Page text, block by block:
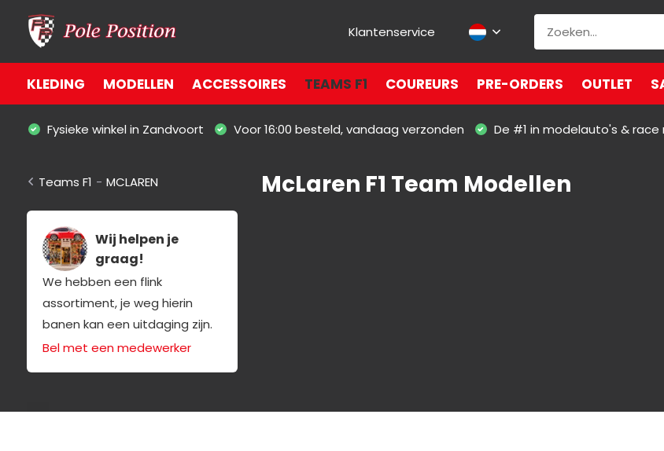
Klantenservice
KLEDING MODELLEN ACCESSOIRES TEAMS F1 COUREURS PRE-ORDERS OUTLET
Fysieke winkel in Zandvoort Voor 16:00 besteld, vandaag verzonden De #1 in modelauto's & race
Teams F1 - MCLAREN
Wij helpen je
graag!
We hebben een flink
assortiment, je weg hierin
banen kan een uitdaging zijn.
Bel met een medewerker
McLaren F1 Team Modellen